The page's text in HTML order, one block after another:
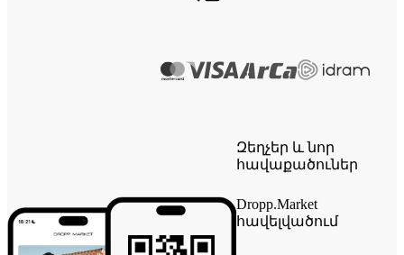
Զեղչեր և նոր
հավաքածուներ
Dropp.Market
հավելվածում